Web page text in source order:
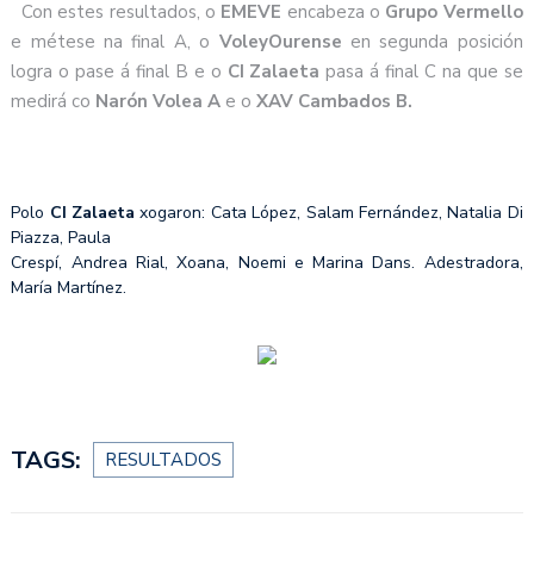
Con estes resultados, o EMEVE encabeza o Grupo Vermello
e métese na final A, o VoleyOurense en segunda posición
logra o pase á final B e o CI Zalaeta pasa á final C na que se
medirá co Narón Volea A e oXAV Cambados B.
Polo CI Zalaeta xogaron: Cata López, Salam Fernández, Natalia Di
Piazza, Paula
Crespí, Andrea Rial, Xoana, Noemi e Marina Dans. Adestradora,
María Martínez.
TAGS: RESULTADOS